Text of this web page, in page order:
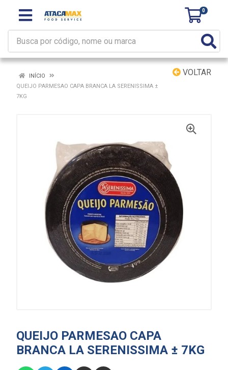
0
VOLTAR
INÍCIO
QUEIJO PARMESAO CAPA BRANCA LA SERENISSIMA ±
7KG
QUEIJO PARMESAO CAPA
BRANCA LA SERENISSIMA ± 7KG